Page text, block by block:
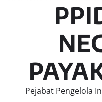
Pejabat Pengelola